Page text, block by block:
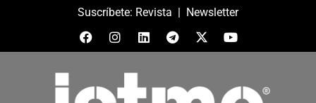
Suscríbete: Revista | Newsletter